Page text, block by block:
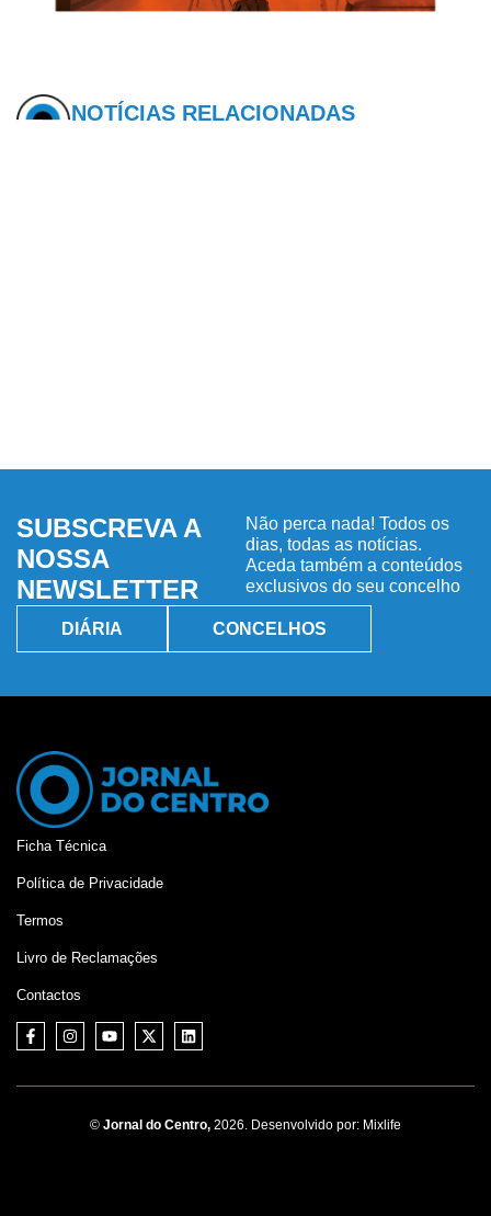
NOTÍCIAS RELACIONADAS
SUBSCREVA A
NOSSA
NEWSLETTER
Não perca nada! Todos os
dias, todas as notícias.
Aceda também a conteúdos
exclusivos do seu concelho
DIÁRIA CONCELHOS
Ficha Técnica
Política de Privacidade
Termos
Livro de Reclamações
Contactos
© Jornal do Centro, 2026. Desenvolvido por: Mixlife